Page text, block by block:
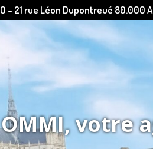
- 21 rue Léon Dupontreué 80.000
OMMI, votre